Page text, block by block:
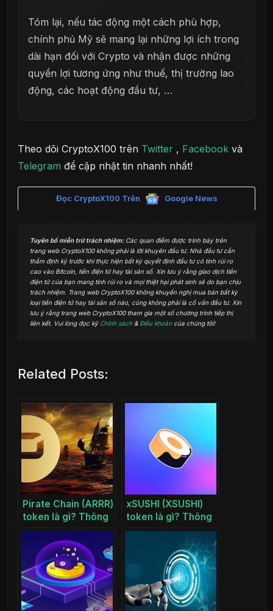
Tóm lại, nếu tác động một cách phù hợp,
chính phủ Mỹ sẽ mang lại những lợi ích trong
dài hạn đối với Crypto và nhận được những
quyền lợi tương ứng như thuế, thị trường lao
động, các hoạt động đầu tư, …
Theo dõi CryptoX100 trên Twitter , Facebook và
Telegram để cập nhật tin nhanh nhất!
Đọc CryptoX100 Trên Google News
Tuyên bố miễn trừ trách nhiệm:Các quan điểm được trình bày trên
trang web CryptoX100 không phải là lời khuyên đầu tư. Nhà đầu tư cần
thẩm định kỹ trước khi thực hiện bất kỳ quyết định đầu tư có tính rủi ro
cao vào Bitcoin, tiền điện tử hay tài sản số. Xin lưu ý rằng giao dịch tiền
điện tử của bạn mang tính rủi ro và mọi thiệt hại phát sinh sẽ do bạn chịu
trách nhiệm. Trang web CryptoX100 không khuyến nghị mua bán bất kỳ
loại tiền điện tử hay tài sản số nào, cũng không phải là cố vấn đầu tư. Xin
lưu ý rằng trang web CryptoX100 tham gia một số chương trình tiếp thị
liên kết. Vui lòng đọc kỹ Chính sách & Điều khoản của chúng tôi!
Related Posts:
Pirate Chain (ARRR)
token là gì? Thông
tin dự án ARRR coin
xSUSHI (XSUSHI)
token là gì? Thông
tin dự án XSUSHI